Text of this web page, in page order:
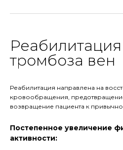
тромбоза вен
Реабилитация направлена на
кровообращения,
возвращение пациента к
Постепенное увеличение
активности: